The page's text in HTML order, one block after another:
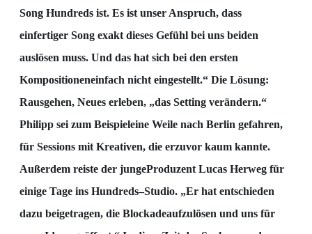
Song Hundreds ist. Es ist unser Anspruch, dass
einfertiger Song exakt dieses Gefühl bei uns beiden
auslösen muss. Und das hat sich bei den ersten
Kompositioneneinfach nicht eingestellt.“ Die Lösung:
Rausgehen, Neues erleben, „das Setting verändern.“
Philipp sei zum Beispieleine Weile nach Berlin gefahren,
für Sessions mit Kreativen, die erzuvor kaum kannte.
Außerdem reiste der jungeProduzent Lucas Herweg für
einige Tage ins Hundreds–Studio. „Er hat entschieden
dazu beigetragen, die Blockadeaufzulösen und uns für